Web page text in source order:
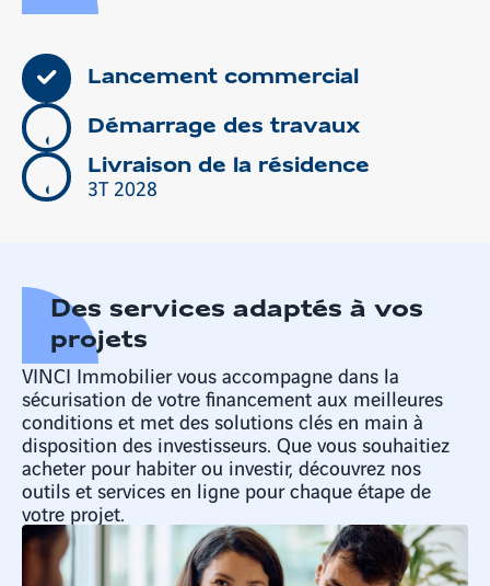
Lancement commercial
Démarrage des travaux
Livraison de la résidence
3T 2028
Des services adaptés à vos
projets
VINCI Immobilier vous accompagne dans la
sécurisation de votre financement aux meilleures
conditions et met des solutions clés en main à
disposition des investisseurs. Que vous souhaitiez
acheter pour habiter ou investir, découvrez nos
outils et services en ligne pour chaque étape de
votre projet.